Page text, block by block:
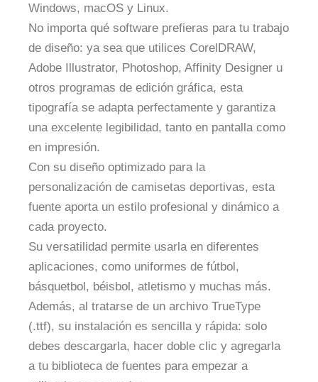
Windows, macOS y Linux.
No importa qué software prefieras para tu trabajo
de diseño: ya sea que utilices CorelDRAW,
Adobe Illustrator, Photoshop, Affinity Designer u
otros programas de edición gráfica, esta
tipografía se adapta perfectamente y garantiza
una excelente legibilidad, tanto en pantalla como
en impresión.
Con su diseño optimizado para la
personalización de camisetas deportivas, esta
fuente aporta un estilo profesional y dinámico a
cada proyecto.
Su versatilidad permite usarla en diferentes
aplicaciones, como uniformes de fútbol,
básquetbol, béisbol, atletismo y muchas más.
Además, al tratarse de un archivo TrueType
(.ttf), su instalación es sencilla y rápida: solo
debes descargarla, hacer doble clic y agregarla
a tu biblioteca de fuentes para empezar a